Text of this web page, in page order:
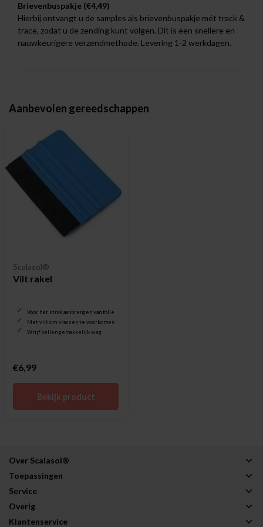
Brievenbuspakje (€4,49)
Hierbij ontvangt u de samples als brievenbuspakje mét track &
trace, zodat u de zending kunt volgen. Dit is een snellere en
nauwkeurigere verzendmethode. Levering 1-2 werkdagen.
Aanbevolen gereedschappen
Scalasol®
Vilt rakel
Voor het strak aanbrengen van folie
Met vilt om krassen te voorkomen
Wrijf bellen gemakkelijk weg
€6,99
Bekijk product
Over Scalasol®
Toepassingen
Service
Overig
Klantenservice